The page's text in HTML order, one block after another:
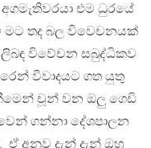
එම ධුරයේ
මට තද බල විවෙචනයක්
විවේචන සබුද්ධිකව
වීවාදයට ගත යුතු
චූන් වන ඔලු ගෙඩි
ගන්නා දේශපාලන
අනුව දැන් දැන් ඔහු